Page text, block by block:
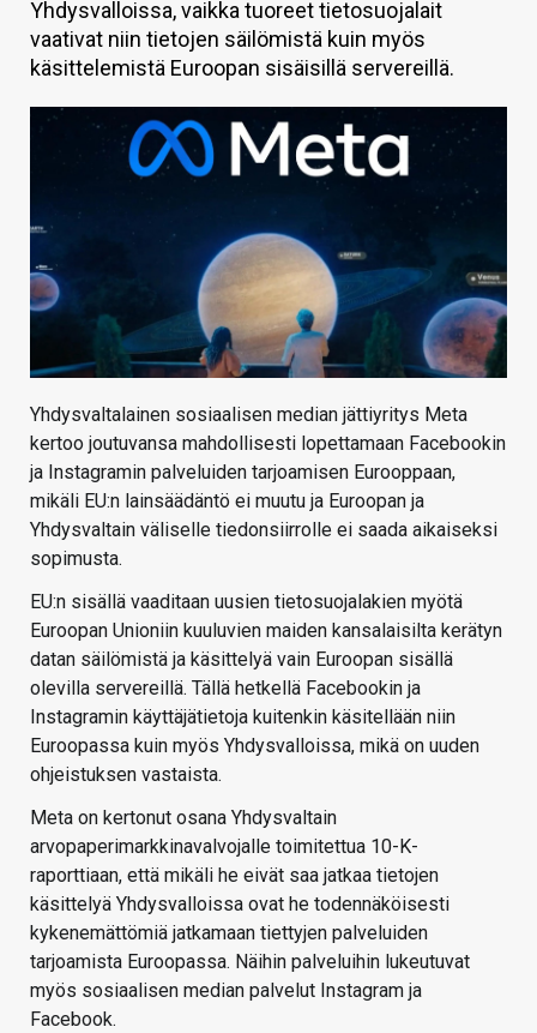
HAKU
Yhdysvalloissa, vaikka tuoreet tietosuojalait
vaativat niin tietojen säilömistä kuin myös
käsittelemistä Euroopan sisäisillä servereillä.
Yhdysvaltalainen sosiaalisen median jättiyritys Meta
kertoo joutuvansa mahdollisesti lopettamaan Facebookin
ja Instagramin palveluiden tarjoamisen Eurooppaan,
mikäli EU:n lainsäädäntö ei muutu ja Euroopan ja
Yhdysvaltain väliselle tiedonsiirrolle ei saada aikaiseksi
sopimusta.
EU:n sisällä vaaditaan uusien tietosuojalakien myötä
Euroopan Unioniin kuuluvien maiden kansalaisilta kerätyn
datan säilömistä ja käsittelyä vain Euroopan sisällä
olevilla servereillä. Tällä hetkellä Facebookin ja
Instagramin käyttäjätietoja kuitenkin käsitellään niin
Euroopassa kuin myös Yhdysvalloissa, mikä on uuden
ohjeistuksen vastaista.
Meta on kertonut osana Yhdysvaltain
arvopaperimarkkinavalvojalle toimitettua 10-K-
raporttiaan, että mikäli he eivät saa jatkaa tietojen
käsittelyä Yhdysvalloissa ovat he todennäköisesti
kykenemättömiä jatkamaan tiettyjen palveluiden
tarjoamista Euroopassa. Näihin palveluihin lukeutuvat
myös sosiaalisen median palvelut Instagram ja
Facebook.